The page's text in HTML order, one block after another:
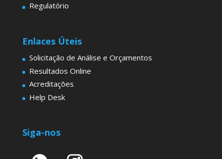
Regulatório
Enlaces Úteis
Solicitação de Análise e Orçamentos
Resultados Online
Acreditações
Help Desk
Siga-nos